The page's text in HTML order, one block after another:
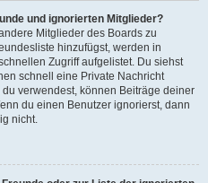
und ignorierten Mitglieder?
Mitglieder des Boards zu
hinzufügst, werden in
Zugriff aufgelistet. Du siehst
schnell eine Private Nachricht
verwendest, können Beiträge deiner
du einen Benutzer ignorierst, dann
nicht.